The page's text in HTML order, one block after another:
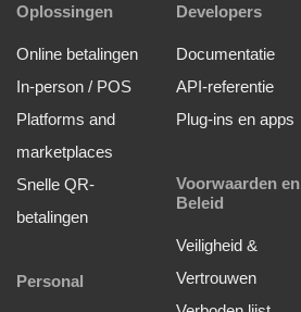
Oplossingen
Online betalingen
In-person / POS
Platforms and
marketplaces
Snelle QR-
betalingen
Personal
Developers
Documentatie
API-referentie
Plug-ins en apps
Voorwaarden en
Beleid
Veiligheid &
Vertrouwen